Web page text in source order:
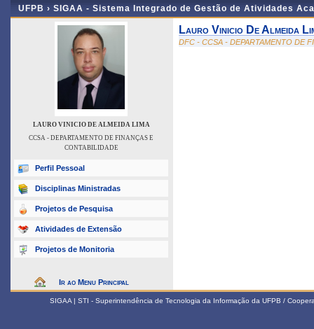
UFPB › SIGAA - Sistema Integrado de Gestão de Atividades
LAURO VINICIO DE ALMEIDA LIMA
CCSA - DEPARTAMENTO DE FINANÇAS E
CONTABILIDADE
Perfil Pessoal
Disciplinas Ministradas
Projetos de Pesquisa
Atividades de Extensão
Projetos de Monitoria
Ir ao Menu Principal
Lauro Vinicio De Almeida
DFC - CCSA - DEPARTAMENTO DE
SIGAA | STI - Superintendência de Tecnologia da Informação da UFPB /